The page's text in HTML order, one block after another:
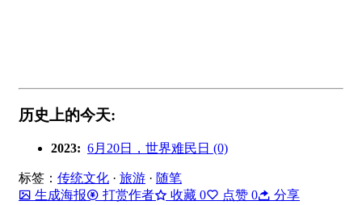
历史上的今天:
2023: 6月20日，世界难民日 (0)
标签： 传统文化 · 旅游 · 随笔
生成海报
打赏作者 收藏 0 点赞 0 分享